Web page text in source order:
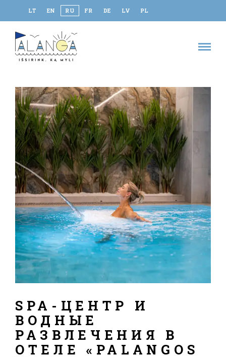
LT EN RU FR DE LV PL
SPA-ЦЕНТР И
ВОДНЫЕ
РАЗВЛЕЧЕНИЯ В
ОТЕЛЕ «PALANGOS